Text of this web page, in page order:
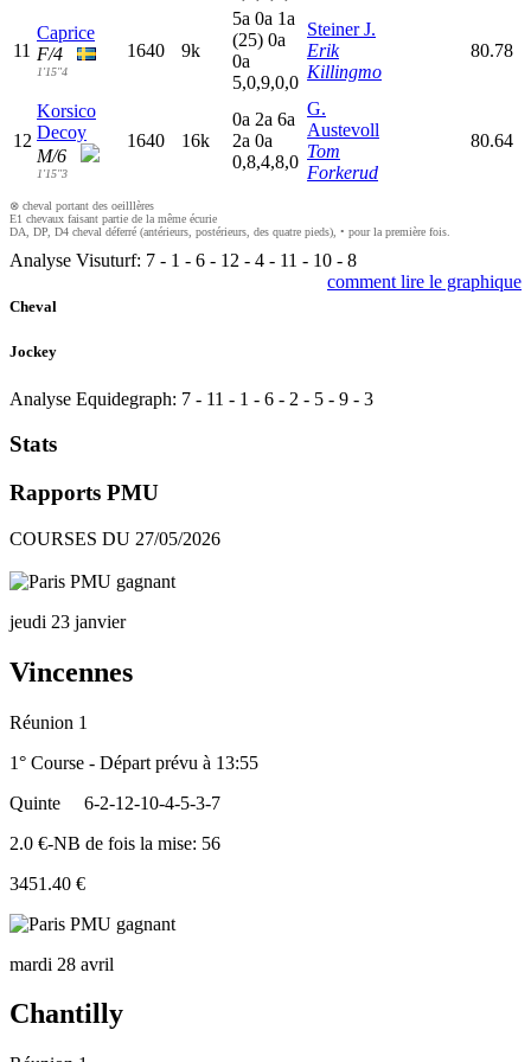
11
Caprice
F/4
1'15"4
1640 9k
5a 0a 1a
(25) 0a
0a
5,0,9,0,0
Steiner J.
Erik
Killingmo
80.78
12
Korsico
Decoy
M/6
1'15"3
1640 16k
0a 2a 6a
2a 0a
0,8,4,8,0
G.
Austevoll
Tom
Forkerud
80.64
⊗ cheval portant des oeilllères
E1 chevaux faisant partie de la même écurie
DA, DP, D4 cheval déferré (antérieurs, postérieurs, des quatre pieds), • pour la première fois.
Analyse Visuturf: 7 - 1 - 6 - 12 - 4 - 11 - 10 - 8
comment lire le graphique
Cheval
Jockey
Analyse Equidegraph: 7 - 11 - 1 - 6 - 2 - 5 - 9 - 3
Stats
Rapports PMU
COURSES DU 27/05/2026
jeudi 23 janvier
Vincennes
Réunion 1
1° Course - Départ prévu à 13:55
Quinte
6-2-12-10-4-5-3-7
2.0 €-NB de fois la mise: 56
3451.40 €
mardi 28 avril
Chantilly